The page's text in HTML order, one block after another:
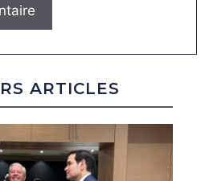
ARTICLES